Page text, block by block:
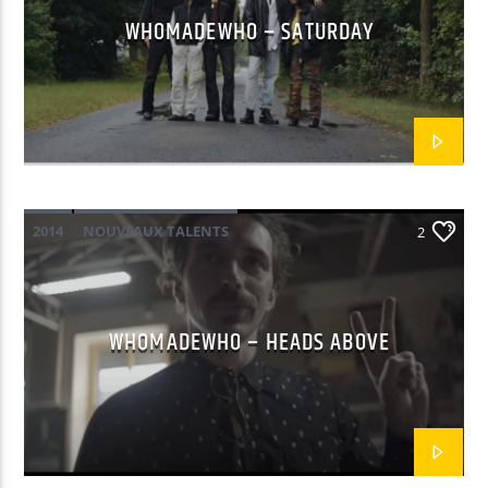
EN CE MOMENT
ALL OF THE TIME
THE AVENER
EMISSION EN COURS
GOOD MORNING WORLD
08:59
UPCOMING SHOW
NON-STOP MUSIC
11:59
WHOMADEWHO – SATURDAY
2014
NOUVEAUX TALENTS
WHOMADEWHO
2
WHOMADEWHO – HEADS ABOVE